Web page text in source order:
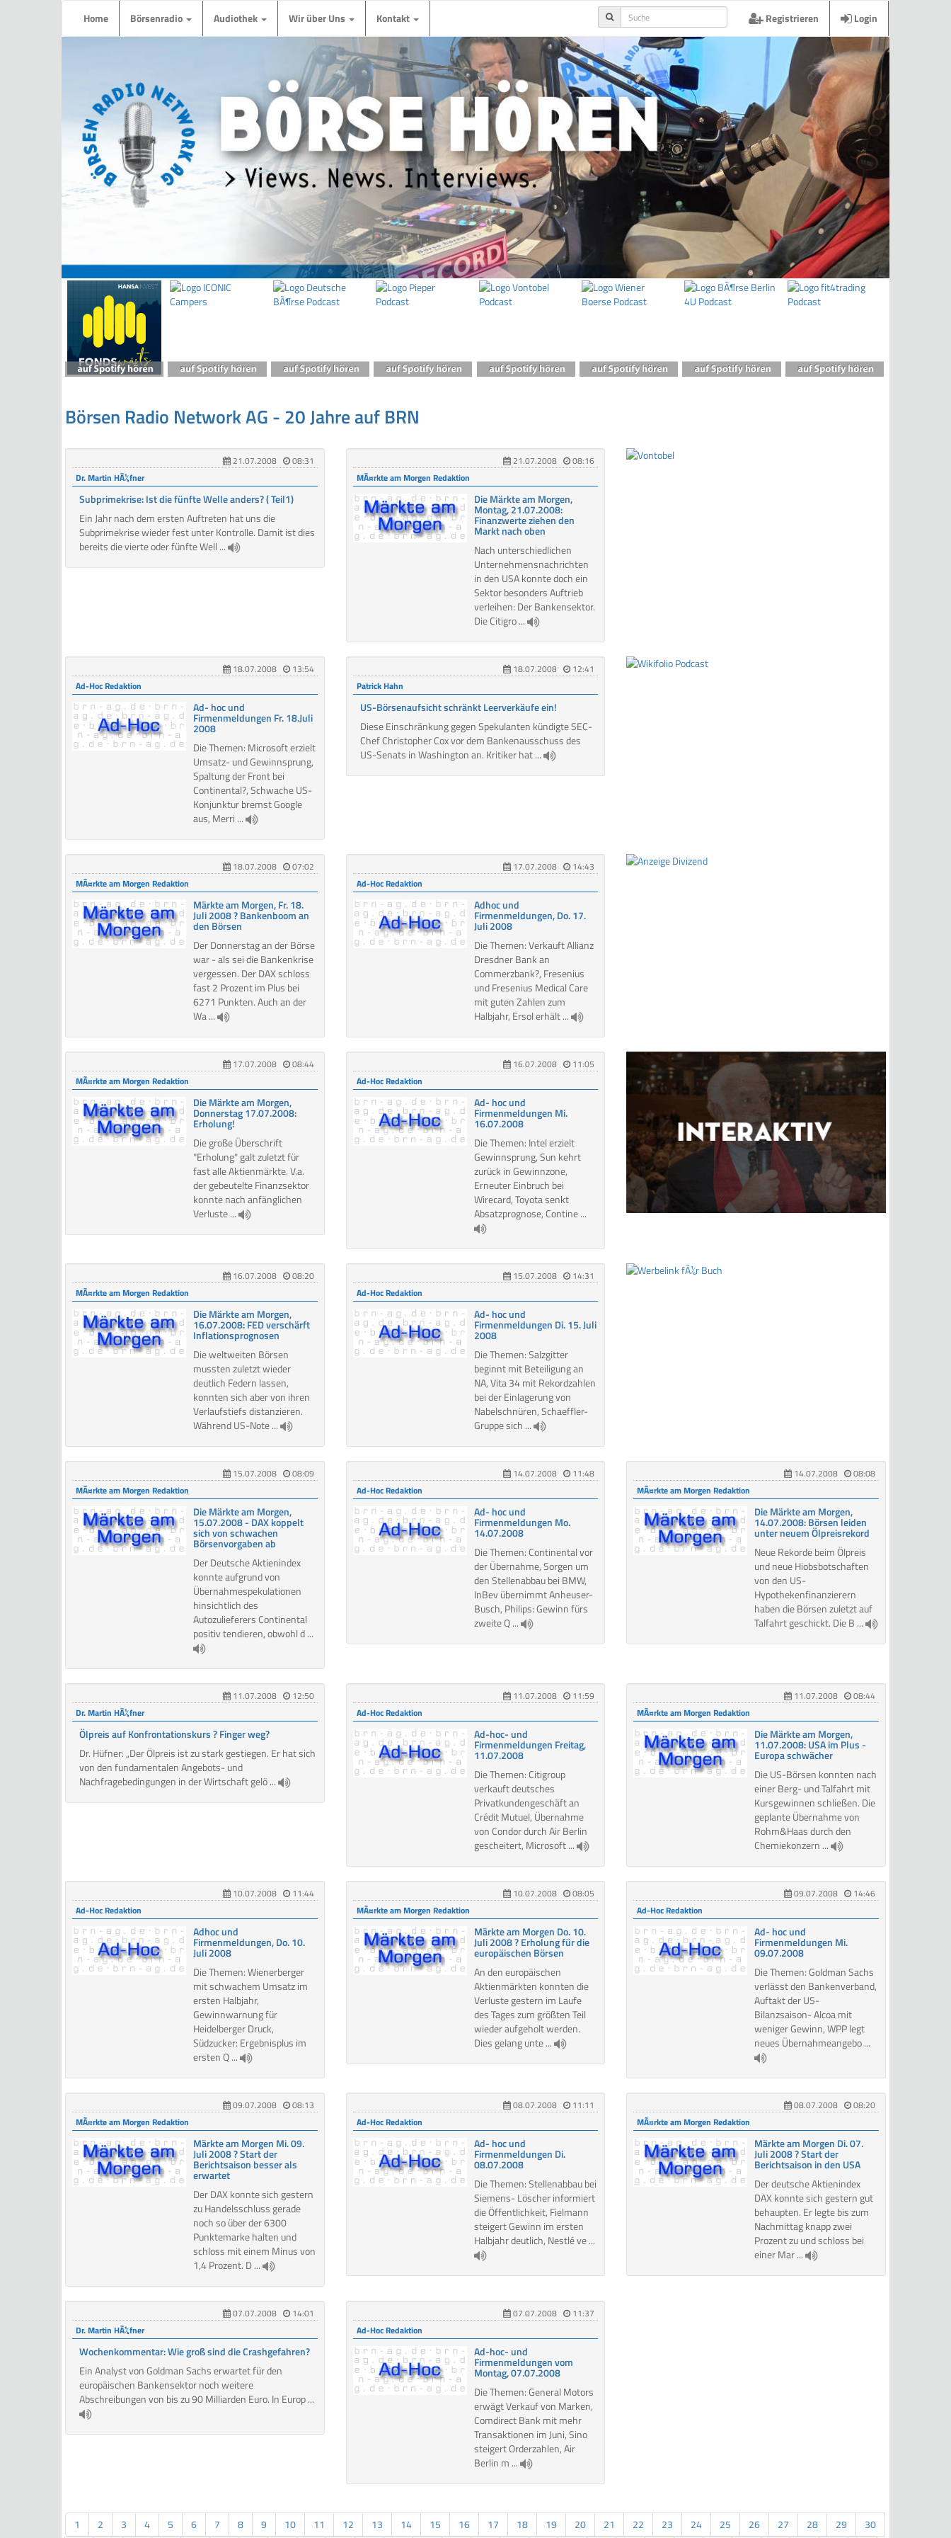
Home Börsenradio Audiothek Wir über Uns Kontakt Registrieren Login
Börsen Radio Network AG - 20 Jahre auf BRN
21.07.2008
08:31
Dr. Martin HÃ¼fner
Subprimekrise: Ist die fünfte Welle anders? ( Teil1)
Ein Jahr nach dem ersten Auftreten hat uns die
Subprimekrise wieder fest unter Kontrolle. Damit ist dies
bereits die vierte oder fünfte Well ...
21.07.2008
08:16
MÃ¤rkte am Morgen Redaktion
Die Märkte am Morgen,
Montag, 21.07.2008:
Finanzwerte ziehen den
Markt nach oben
Nach unterschiedlichen
Unternehmensnachrichten
in den USA konnte doch ein
Sektor besonders Auftrieb
verleihen: Der Bankensektor.
Die Citigro ...
18.07.2008
13:54
Ad-Hoc Redaktion
Ad- hoc und
Firmenmeldungen Fr. 18.Juli
2008
Die Themen: Microsoft erzielt
Umsatz- und Gewinnsprung,
Spaltung der Front bei
Continental?, Schwache US-
Konjunktur bremst Google
aus, Merri ...
18.07.2008
12:41
Patrick Hahn
US-Börsenaufsicht schränkt Leerverkäufe ein!
Diese Einschränkung gegen Spekulanten kündigte SEC-
Chef Christopher Cox vor dem Bankenausschuss des
US-Senats in Washington an. Kritiker hat ...
18.07.2008
07:02
MÃ¤rkte am Morgen Redaktion
Märkte am Morgen, Fr. 18.
Juli 2008 ? Bankenboom an
den Börsen
Der Donnerstag an der Börse
war - als sei die Bankenkrise
vergessen. Der DAX schloss
fast 2 Prozent im Plus bei
6271 Punkten. Auch an der
Wa ...
17.07.2008
14:43
Ad-Hoc Redaktion
Adhoc und
Firmenmeldungen, Do. 17.
Juli 2008
Die Themen: Verkauft Allianz
Dresdner Bank an
Commerzbank?, Fresenius
und Fresenius Medical Care
mit guten Zahlen zum
Halbjahr, Ersol erhält ...
17.07.2008
08:44
MÃ¤rkte am Morgen Redaktion
Die Märkte am Morgen,
Donnerstag 17.07.2008:
Erholung!
Die große Überschrift
"Erholung" galt zuletzt für
fast alle Aktienmärkte. V.a.
der gebeutelte Finanzsektor
konnte nach anfänglichen
Verluste ...
16.07.2008
11:05
Ad-Hoc Redaktion
Ad- hoc und
Firmenmeldungen Mi.
16.07.2008
Die Themen: Intel erzielt
Gewinnsprung, Sun kehrt
zurück in Gewinnzone,
Erneuter Einbruch bei
Wirecard, Toyota senkt
Absatzprognose, Contine ...
16.07.2008
08:20
MÃ¤rkte am Morgen Redaktion
Die Märkte am Morgen,
16.07.2008: FED verschärft
Inflationsprognosen
Die weltweiten Börsen
mussten zuletzt wieder
deutlich Federn lassen,
konnten sich aber von ihren
Verlaufstiefs distanzieren.
Während US-Note ...
15.07.2008
14:31
Ad-Hoc Redaktion
Ad- hoc und
Firmenmeldungen Di. 15. Juli
2008
Die Themen: Salzgitter
beginnt mit Beteiligung an
NA, Vita 34 mit Rekordzahlen
bei der Einlagerung von
Nabelschnüren, Schaeffler-
Gruppe sich ...
15.07.2008
08:09
MÃ¤rkte am Morgen Redaktion
Die Märkte am Morgen,
15.07.2008 - DAX koppelt
sich von schwachen
Börsenvorgaben ab
Der Deutsche Aktienindex
konnte aufgrund von
Übernahmespekulationen
hinsichtlich des
Autozulieferers Continental
positiv tendieren, obwohl d ...
14.07.2008
11:48
Ad-Hoc Redaktion
Ad- hoc und
Firmenmeldungen Mo.
14.07.2008
Die Themen: Continental vor
der Übernahme, Sorgen um
den Stellenabbau bei BMW,
InBev übernimmt Anheuser-
Busch, Philips: Gewinn fürs
zweite Q ...
14.07.2008
08:08
MÃ¤rkte am Morgen Redaktion
Die Märkte am Morgen,
14.07.2008: Börsen leiden
unter neuem Ölpreisrekord
Neue Rekorde beim Ölpreis
und neue Hiobsbotschaften
von den US-
Hypothekenfinanzierern
haben die Börsen zuletzt auf
Talfahrt geschickt. Die B ...
11.07.2008
12:50
Dr. Martin HÃ¼fner
Ölpreis auf Konfrontationskurs ? Finger weg?
Dr. Hüfner: „Der Ölpreis ist zu stark gestiegen. Er hat sich
von den fundamentalen Angebots- und
Nachfragebedingungen in der Wirtschaft gelö ...
11.07.2008
11:59
Ad-Hoc Redaktion
Ad-hoc- und
Firmenmeldungen Freitag,
11.07.2008
Die Themen: Citigroup
verkauft deutsches
Privatkundengeschäft an
Crédit Mutuel, Übernahme
von Condor durch Air Berlin
gescheitert, Microsoft ...
11.07.2008
08:44
MÃ¤rkte am Morgen Redaktion
Die Märkte am Morgen,
11.07.2008: USA im Plus -
Europa schwächer
Die US-Börsen konnten nach
einer Berg- und Talfahrt mit
Kursgewinnen schließen. Die
geplante Übernahme von
Rohm&Haas durch den
Chemiekonzern ...
10.07.2008
11:44
Ad-Hoc Redaktion
Adhoc und
Firmenmeldungen, Do. 10.
Juli 2008
Die Themen: Wienerberger
mit schwachem Umsatz im
ersten Halbjahr,
Gewinnwarnung für
Heidelberger Druck,
Südzucker: Ergebnisplus im
ersten Q ...
10.07.2008
08:05
MÃ¤rkte am Morgen Redaktion
Märkte am Morgen Do. 10.
Juli 2008 ? Erholung für die
europäischen Börsen
An den europäischen
Aktienmärkten konnten die
Verluste gestern im Laufe
des Tages zum größten Teil
wieder aufgeholt werden.
Dies gelang unte ...
09.07.2008
14:46
Ad-Hoc Redaktion
Ad- hoc und
Firmenmeldungen Mi.
09.07.2008
Die Themen: Goldman Sachs
verlässt den Bankenverband,
Auftakt der US-
Bilanzsaison- Alcoa mit
weniger Gewinn, WPP legt
neues Übernahmeangebo ...
09.07.2008
08:13
MÃ¤rkte am Morgen Redaktion
Märkte am Morgen Mi. 09.
Juli 2008 ? Start der
Berichtsaison besser als
erwartet
Der DAX konnte sich gestern
zu Handelsschluss gerade
noch so über der 6300
Punktemarke halten und
schloss mit einem Minus von
1,4 Prozent. D ...
08.07.2008
11:11
Ad-Hoc Redaktion
Ad- hoc und
Firmenmeldungen Di.
08.07.2008
Die Themen: Stellenabbau bei
Siemens- Löscher informiert
die Öffentlichkeit, Fielmann
steigert Gewinn im ersten
Halbjahr deutlich, Nestlé ve ...
08.07.2008
08:20
MÃ¤rkte am Morgen Redaktion
Märkte am Morgen Di. 07.
Juli 2008 ? Start der
Berichtsaison in den USA
Der deutsche Aktienindex
DAX konnte sich gestern gut
behaupten. Er legte bis zum
Nachmittag knapp zwei
Prozent zu und schloss bei
einer Mar ...
07.07.2008
14:01
Dr. Martin HÃ¼fner
Wochenkommentar: Wie groß sind die Crashgefahren?
Ein Analyst von Goldman Sachs erwartet für den
europäischen Bankensektor noch weitere
Abschreibungen von bis zu 90 Milliarden Euro. In Europ ...
07.07.2008
11:37
Ad-Hoc Redaktion
Ad-hoc- und
Firmenmeldungen vom
Montag, 07.07.2008
Die Themen: General Motors
erwägt Verkauf von Marken,
Comdirect Bank mit mehr
Transaktionen im Juni, Sino
steigert Orderzahlen, Air
Berlin m ...
1 2 3 4 5 6 7 8 9 10 11 12 13 14 15 16 17 18 19 20 21 22 23 24 25 26 27 28 29 30